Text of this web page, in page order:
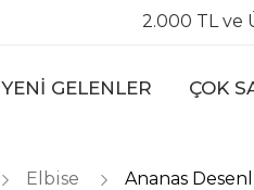
2.000 TL ve
YENİ GELENLER ÇOK
Elbise Ananas